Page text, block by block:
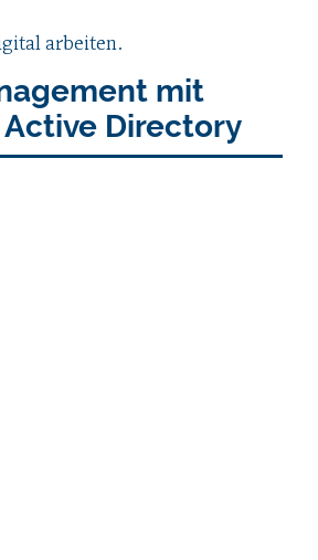
arbeiten.
mit
Directory